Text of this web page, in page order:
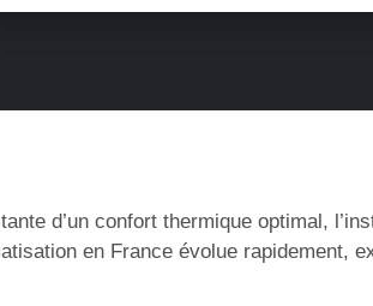
d’un confort thermique optimal,
en France évolue rapidement,